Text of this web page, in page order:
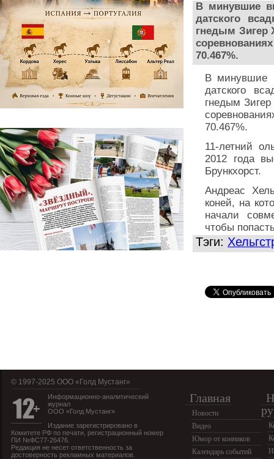
В минувшие
датского
гнедым Зигер
70.467%.
В минувшие
датского
гнедым
70.467%.
11-летний
2012 года
Брункхорст.
Андреас
коней, на
начали
чтобы
Тэги:
© 1997-2025 OOO «Голд Мустанг»
Информационно-аналитический
журнал
ООО «Голд Мустанг»
Издание зарегистрировано в
Комитете РФ по печати, регистрационный номер
ПИ №ФС77-26476.
Редакция не несет ответственность за
достоверность рекламных материалов.
Главная
Новости
Видео
Юмор от конников
Календарь событий